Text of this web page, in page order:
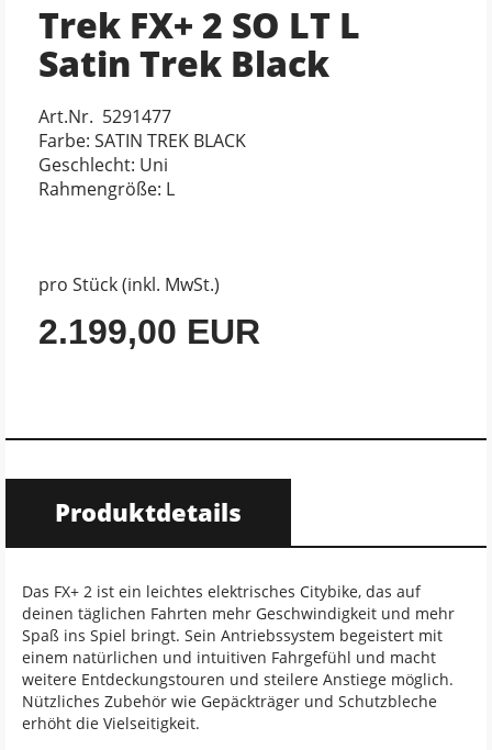
Trek FX+ 2 SO LT L
Satin Trek Black
Art.Nr. 5291477
Farbe: SATIN TREK BLACK
Geschlecht: Uni
Rahmengröße: L
pro Stück (inkl. MwSt.)
2.199,00 EUR
Produktdetails
Das FX+ 2 ist ein leichtes elektrisches Citybike, das auf
deinen täglichen Fahrten mehr Geschwindigkeit und mehr
Spaß ins Spiel bringt. Sein Antriebssystem begeistert mit
einem natürlichen und intuitiven Fahrgefühl und macht
weitere Entdeckungstouren und steilere Anstiege möglich.
Nützliches Zubehör wie Gepäckträger und Schutzbleche
erhöht die Vielseitigkeit.